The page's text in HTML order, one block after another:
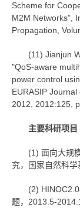
Scheme for
M2M Networks”,
Propagation,
(11) Jianjun
"QoS-aware
power control
EURASIP
2012, 2012:125,
主要科研项目
(1) 面向大规
究，国家自然科
(2)
题，2013.5-